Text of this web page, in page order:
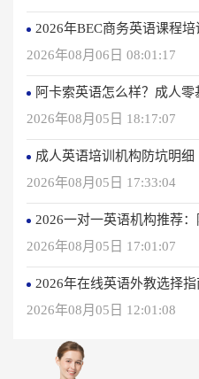
2026年BEC商务英语课程培
2026年08月06日 08:01:17
阿卡索英语怎么样？成人
2026年08月05日 18:17:07
成人英语培训机构防坑明细｜看
2026年08月05日 17:33:04
2026一对一英语机构推荐
2026年08月05日 17:01:07
2026年在线英语外教选择
2026年08月05日 12:01:08